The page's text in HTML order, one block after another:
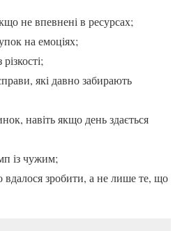
не впевнені в ресурсах;
на емоціях;
які давно забирають
навіть якщо день здається
із чужим;
вдалося зробити, а не лише те, що